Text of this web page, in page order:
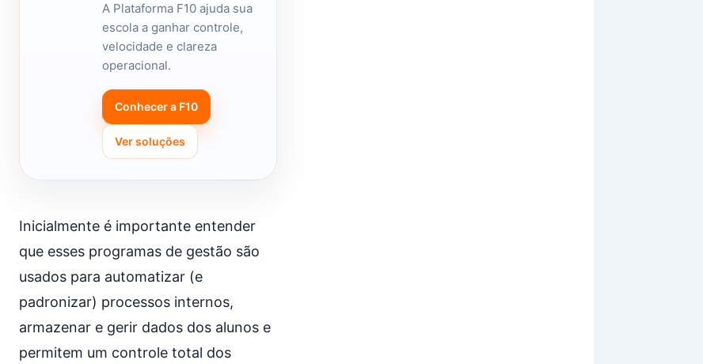
A Plataforma F10 ajuda sua
escola a ganhar controle,
velocidade e clareza
operacional.
Conhecer a F10
Ver soluções
Inicialmente é importante entender
que esses programas de gestão são
usados para automatizar (e
padronizar) processos internos,
armazenar e gerir dados dos alunos e
permitem um controle total dos